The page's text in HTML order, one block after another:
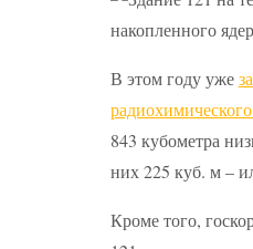
В этом году уже
843 кубометра
них 225 куб. м –
Кроме того,